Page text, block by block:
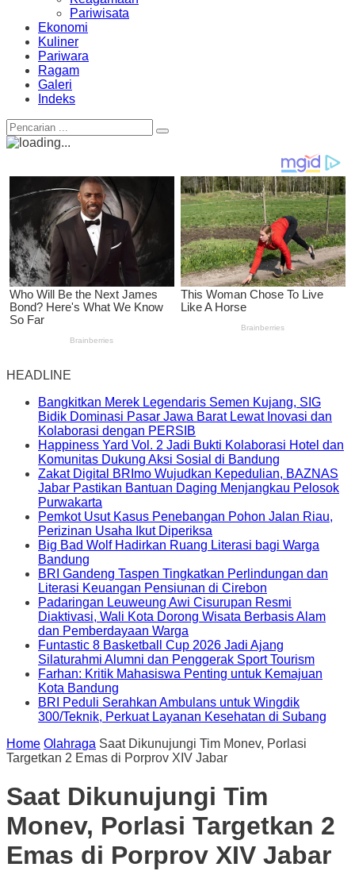
Pariwisata
Ekonomi
Kuliner
Pariwara
Ragam
Galeri
Indeks
HEADLINE
Bangkitkan Merek Legendaris Semen Kujang, SIG
Bidik Dominasi Pasar Jawa Barat Lewat Inovasi dan
Kolaborasi dengan PERSIB
Happiness Yard Vol. 2 Jadi Bukti Kolaborasi Hotel dan
Komunitas Dukung Aksi Sosial di Bandung
Zakat Digital BRImo Wujudkan Kepedulian, BAZNAS
Jabar Pastikan Bantuan Daging Menjangkau Pelosok
Purwakarta
Pemkot Usut Kasus Penebangan Pohon Jalan Riau,
Perizinan Usaha Ikut Diperiksa
Big Bad Wolf Hadirkan Ruang Literasi bagi Warga
Bandung
BRI Gandeng Taspen Tingkatkan Perlindungan dan
Literasi Keuangan Pensiunan di Cirebon
Padaringan Leuweung Awi Cisurupan Resmi
Diaktivasi, Wali Kota Dorong Wisata Berbasis Alam
dan Pemberdayaan Warga
Funtastic 8 Basketball Cup 2026 Jadi Ajang
Silaturahmi Alumni dan Penggerak Sport Tourism
Farhan: Kritik Mahasiswa Penting untuk Kemajuan
Kota Bandung
BRI Peduli Serahkan Ambulans untuk Wingdik
300/Teknik, Perkuat Layanan Kesehatan di Subang
Home Olahraga Saat Dikunujungi Tim Monev, Porlasi
Targetkan 2 Emas di Porprov XIV Jabar
Saat Dikunujungi Tim
Monev, Porlasi Targetkan 2
Emas di Porprov XIV Jabar